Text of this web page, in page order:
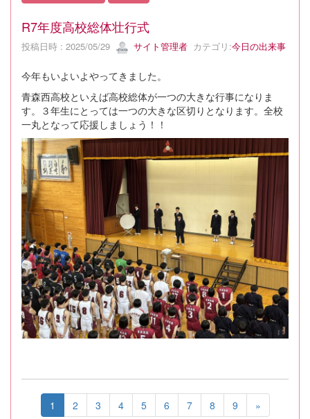
R7年度高校総体壮行式
投稿日時 : 2025/05/29 サイト管理者 カテゴリ:今日の出来事
今年もいよいよやってきました。
青森西高校といえば高校総体が一つの大きな行事になりま
す。３年生にとっては一つの大きな区切りとなります。全校
一丸となって応援しましょう！！
1 2 3 4 5 6 7 8 9 »